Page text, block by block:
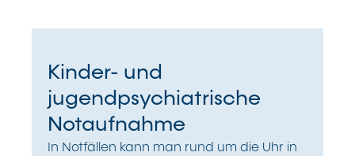
Kinder- und
jugendpsychiatrische
Notaufnahme
In Notfällen kann man rund um die Uhr in